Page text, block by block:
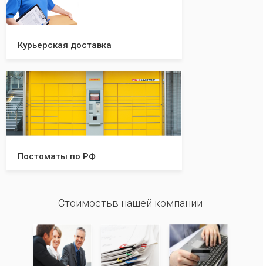
Курьерская доставка
Постоматы по РФ
Стоимостьв нашей компании